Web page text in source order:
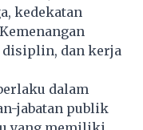
kedekatan
dan kerja
dalam
jabatan publik